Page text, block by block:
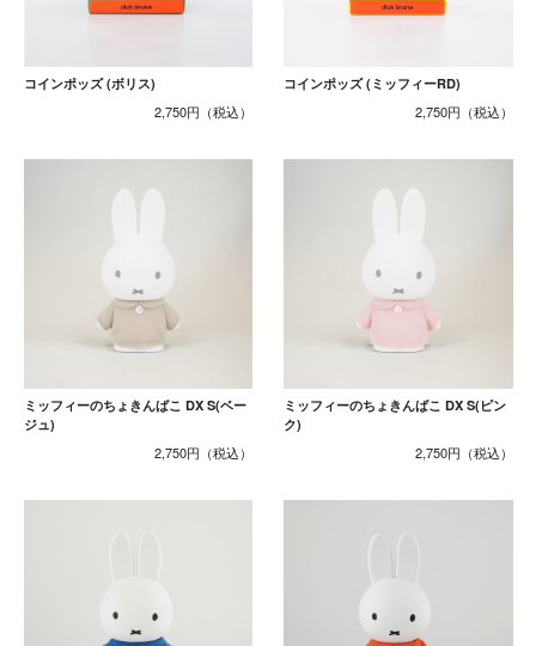
コインポッズ (ボリス)
2,750円
コインポッズ (ミッフィーRD)
2,750円
ミッフィーのちょきんばこ DX S(ベー
ジュ)
2,750円
ミッフィーのちょきんばこ DX S(ピン
ク)
2,750円